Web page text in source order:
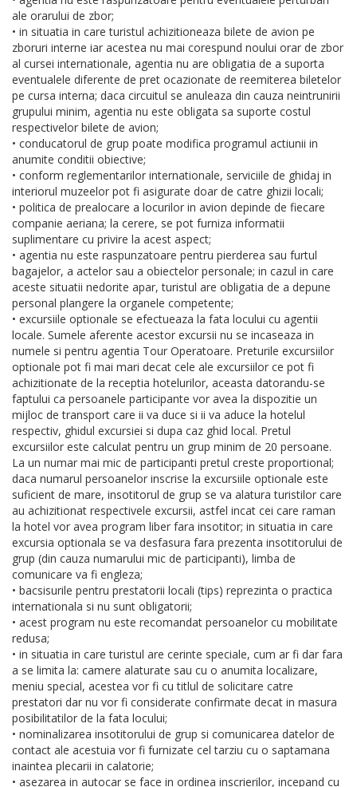
ale orarului de zbor;
• in situatia in care turistul achizitioneaza bilete de avion pe
zboruri interne iar acestea nu mai corespund noului orar de zbor
al cursei internationale, agentia nu are obligatia de a suporta
eventualele diferente de pret ocazionate de reemiterea biletelor
pe cursa interna; daca circuitul se anuleaza din cauza neintrunirii
grupului minim, agentia nu este obligata sa suporte costul
respectivelor bilete de avion;
• conducatorul de grup poate modifica programul actiunii in
anumite conditii obiective;
• conform reglementarilor internationale, serviciile de ghidaj in
interiorul muzeelor pot fi asigurate doar de catre ghizii locali;
• politica de prealocare a locurilor in avion depinde de fiecare
companie aeriana; la cerere, se pot furniza informatii
suplimentare cu privire la acest aspect;
• agentia nu este raspunzatoare pentru pierderea sau furtul
bagajelor, a actelor sau a obiectelor personale; in cazul in care
aceste situatii nedorite apar, turistul are obligatia de a depune
personal plangere la organele competente;
• excursiile optionale se efectueaza la fata locului cu agentii
locale. Sumele aferente acestor excursii nu se incaseaza in
numele si pentru agentia Tour Operatoare. Preturile excursiilor
optionale pot fi mai mari decat cele ale excursiilor ce pot fi
achizitionate de la receptia hotelurilor, aceasta datorandu-se
faptului ca persoanele participante vor avea la dispozitie un
mijloc de transport care ii va duce si ii va aduce la hotelul
respectiv, ghidul excursiei si dupa caz ghid local. Pretul
excursiilor este calculat pentru un grup minim de 20 persoane.
La un numar mai mic de participanti pretul creste proportional;
daca numarul persoanelor inscrise la excursiile optionale este
suficient de mare, insotitorul de grup se va alatura turistilor care
au achizitionat respectivele excursii, astfel incat cei care raman
la hotel vor avea program liber fara insotitor; in situatia in care
excursia optionala se va desfasura fara prezenta insotitorului de
grup (din cauza numarului mic de participanti), limba de
comunicare va fi engleza;
• bacsisurile pentru prestatorii locali (tips) reprezinta o practica
internationala si nu sunt obligatorii;
• acest program nu este recomandat persoanelor cu mobilitate
redusa;
• in situatia in care turistul are cerinte speciale, cum ar fi dar fara
a se limita la: camere alaturate sau cu o anumita localizare,
meniu special, acestea vor fi cu titlul de solicitare catre
prestatori dar nu vor fi considerate confirmate decat in masura
posibilitatilor de la fata locului;
• nominalizarea insotitorului de grup si comunicarea datelor de
contact ale acestuia vor fi furnizate cel tarziu cu o saptamana
inaintea plecarii in calatorie;
• asezarea in autocar se face in ordinea inscrierilor, incepand cu